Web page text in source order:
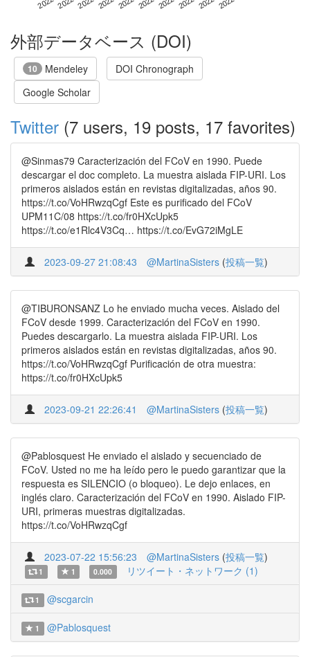
外部データベース (DOI)
10 Mendeley
DOI Chronograph
Google Scholar
Twitter (7 users, 19 posts, 17 favorites)
@Sinmas79 Caracterización del FCoV en 1990. Puede
descargar el doc completo. La muestra aislada FIP-URI. Los
primeros aislados están en revistas digitalizadas, años 90.
https://t.co/VoHRwzqCgf Este es purificado del FCoV
UPM11C/08 https://t.co/fr0HXcUpk5
https://t.co/e1Rlc4V3Cq… https://t.co/EvG72iMgLE
2023-09-27 21:08:43 @MartinaSisters (投稿一覧)
@TIBURONSANZ Lo he enviado mucha veces. Aislado del
FCoV desde 1999. Caracterización del FCoV en 1990.
Puedes descargarlo. La muestra aislada FIP-URI. Los
primeros aislados están en revistas digitalizadas, años 90.
https://t.co/VoHRwzqCgf Purificación de otra muestra:
https://t.co/fr0HXcUpk5
2023-09-21 22:26:41 @MartinaSisters (投稿一覧)
@Pablosquest He enviado el aislado y secuenciado de
FCoV. Usted no me ha leído pero le puedo garantizar que la
respuesta es SILENCIO (o bloqueo). Le dejo enlaces, en
inglés claro. Caracterización del FCoV en 1990. Aislado FIP-
URI, primeras muestras digitalizadas.
https://t.co/VoHRwzqCgf
2023-07-22 15:56:23 @MartinaSisters (投稿一覧)
1 1 0.000 リツイート・ネットワーク (1)
1 @scgarcin
1 @Pablosquest